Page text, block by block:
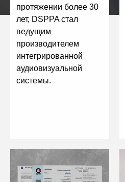
протяжении более 30
лет, DSPPA стал
ведущим
производителем
интегрированной
аудиовизуальной
системы.